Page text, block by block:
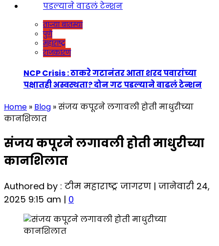
ताज्या बातम्या
पुणे
महाराष्ट्र
राजकारण
NCP Crisis : ठाकरे गटानंतर आता शरद पवारांच्या
पक्षातही अस्वस्थता? दोन गट पडल्याने वाढलं टेन्शन
Home » Blog »संजय कपूरने लगावली होती माधुरीच्या
कानशिलात
संजय कपूरने लगावली होती माधुरीच्या
कानशिलात
Authored by : टीम महाराष्ट्र जागरण | जानेवारी 24,
2025 9:15 am | 0